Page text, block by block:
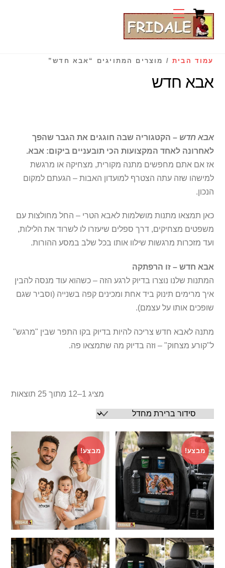
content
MenuCart
עמוד הבית / מוצרים המתויגים “אבא חדש”
אבא חדש
אבא חדש – הקטגוריה שבה חוגגים את הגבר שהפך
לאחרונה לאחד המקצועות הכי תובעניים ביקום: אבא.
אז אם אתם מחפשים מתנה מקורית, מצחיקה או מרגשת
למישהו שזה עתה הצטרף למועדון האבות – הגעתם למקום
הנכון.
כאן תמצאו מתנות מושלמות לאבא הטרי – החל מחולצות עם
משפטים מצחיקים, דרך ספלים שיעזרו לו לשרוד את הלילות,
ועד מזכרות מרגשות שילוו אותו בכל שלב במסע ההורות.
אבא חדש – זו הרפתקה
המתנות שלנו נוצרו בדיוק לרגע הזה – כשהוא עוד מנסה להבין
איך מרימים תינוק ביד אחת ומכינים קפה בשנייה (וסביר שגם
שופכים אותו על עצמם).
מתנה לאבא חדש צריכה להיות בדיוק בקו התפר שבין "מרגש"
ל"קורע מצחוק" – וזה בדיוק מה שתמצאו פה.
מציג 1–12 מתוך 25 תוצאות
מבצע! מבצע!